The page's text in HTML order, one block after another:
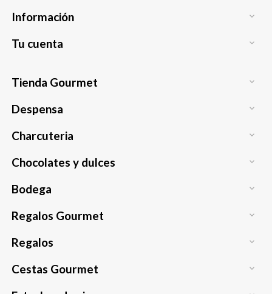
Información 
Tu cuenta 
Tienda Gourmet 
Despensa 
Charcuteria 
Chocolates y dulces 
Bodega 
Regalos Gourmet 
Regalos 
Cestas Gourmet 